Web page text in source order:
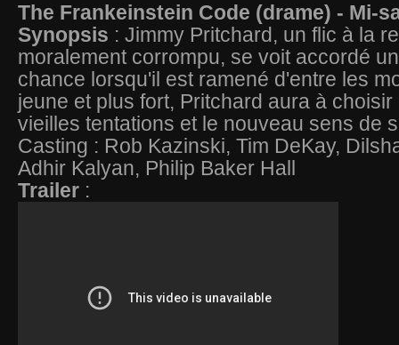
The Frankeinstein Code (drame) - Mi-
Synopsis : Jimmy Pritchard, un flic à la
moralement corrompu, se voit accordé
chance lorsqu'il est ramené d'entre les
jeune et plus fort, Pritchard aura à
vieilles tentations et le nouveau sens de
Casting : Rob Kazinski, Tim DeKay,
Adhir Kalyan, Philip Baker Hall
Trailer :